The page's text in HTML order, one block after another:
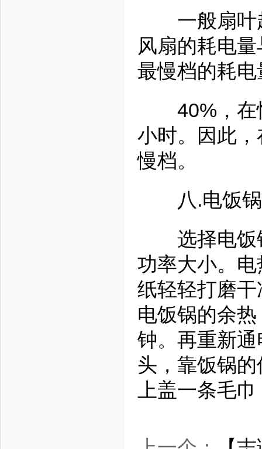
一般扇叶越
风扇的耗电
最慢档的耗
40%，在快
小时。因此
慢档。
八.电饭锅
选择电饭锅
功率大小。
纸轻轻打磨
电饭锅的余
钟。再重新
头，靠饭锅
上盖一条毛